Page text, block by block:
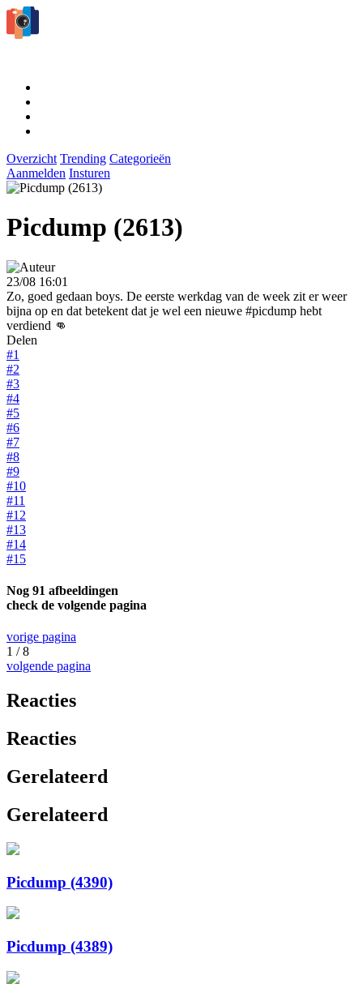
Overzicht Trending Categorieën
Aanmelden Insturen
Picdump (2613)
23/08 16:01
Zo, goed gedaan boys. De eerste werkdag van de week zit er weer
bijna op en dat betekent dat je wel een nieuwe #picdump hebt
verdiend 👊
Delen
#1
#2
#3
#4
#5
#6
#7
#8
#9
#10
#11
#12
#13
#14
#15
Nog 91 afbeeldingen
check de volgende pagina
vorige pagina
1 / 8
volgende pagina
Reacties
Reacties
Gerelateerd
Gerelateerd
Picdump (4390)
Picdump (4389)